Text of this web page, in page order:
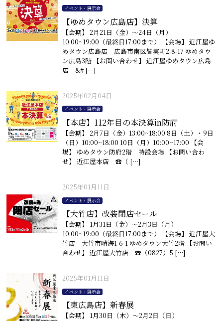
イベント・展示会
【ゆめタウン広島店】決算
【会期】 2月21日（金）〜24日（月）
10:00~19:00（最終日17:00まで） 【会場】 近江屋ゆ
めタウン広島店 広島市南区皆実町2-8-17 ゆめタウ
ン広島3階 【お問い合わせ】 近江屋ゆめタウン広島
店 &# […]
2025年02月04日
イベント・展示会
【本店】112年目の本決算in防府
【会期】 2月7日（金）13:00~18:00 8日（土）・9日
（日）10:00~18:00 10日（月）10:00~17:00 【会
場】 ゆめタウン防府2階 特設会場 【お問い合わ
せ】 近江屋本店 ☎︎（ […]
2025年01月11日
イベント・展示会
【大竹店】改装閉店セール
【会期】 1月31日（金）〜2月3日（月）
10:00~19:00（最終日17:00まで） 【会場】 近江屋大
竹店 大竹市晴海1-6-1 ゆめタウン大竹2階 【お問い
合わせ】 近江屋大竹店 ☎︎（0827）5 […]
2025年01月11日
イベント・展示会
【東広島店】新春展
【会期】 1月30日（木）〜2月2日（日）